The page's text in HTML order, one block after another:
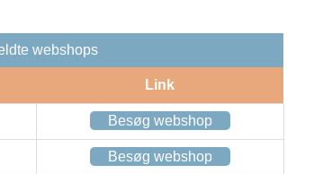
webshops
Link
Besøg webshop
Besøg webshop